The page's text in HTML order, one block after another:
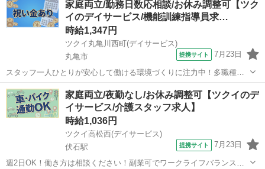
家庭両立/勤務日数応相談/お休み調整可【ツク
イのデイサービス/機能訓練指導員求…
時給1,347円
ツクイ丸亀川西町(デイサービス)
丸亀市
提携サイト 7月23日
スタッフ一人ひとりが安心して働ける環境づくりに注力中！多職種連
携◎働きやすさも考え、スタッフの声を大切にしています！ ★☆ 働き
やすいメリット多数 ★☆ ＼＼サービス・職種の魅力／／ ノウハウが
豊富なツクイだからこそ、お...
香川 丸亀市 介護
家庭両立/夜勤なし/お休み調整可【ツクイのデ
イサービス/介護スタッフ求人】
時給1,036円
ツクイ高松西(デイサービス)
伏石駅
提携サイト 7月23日
週2日OK！働き方は相談ください！副業可でワークライフバランス◎